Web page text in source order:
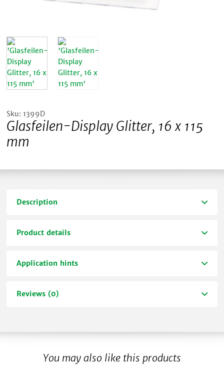
Sku: 1399D
Glasfeilen-Display Glitter, 16 x 115
mm
Description
Product details
Application hints
Reviews (0)
You may also like this products